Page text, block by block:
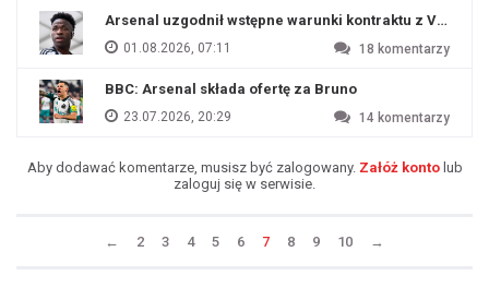
Arsenal uzgodnił wstępne warunki kontraktu z
01.08.2026, 07:11 18 komentarzy
BBC: Arsenal składa ofertę za Bruno
23.07.2026, 20:29 14 komentarzy
Aby dodawać komentarze, musisz być zalogowany. Załóż kontolub
zaloguj się w serwisie.
← 2 3 4 5 6 7 8 9 10 →